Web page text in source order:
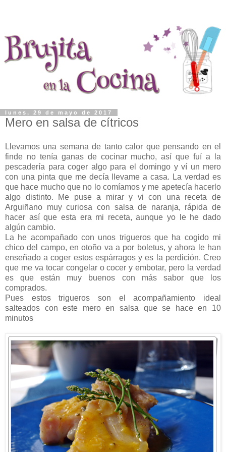
lunes, 29 de mayo de 2017
Mero en salsa de cítricos
Llevamos una semana de tanto calor que pensando en el
finde no tenía ganas de cocinar mucho, así que fuí a la
pescadería para coger algo para el domingo y ví un mero
con una pinta que me decía llevame a casa. La verdad es
que hace mucho que no lo comíamos y me apetecía hacerlo
algo distinto. Me puse a mirar y vi con una receta de
Arguiñano muy curiosa con salsa de naranja, rápida de
hacer así que esta era mi receta, aunque yo le he dado
algún cambio.
La he acompañado con unos trigueros que ha cogido mi
chico del campo, en otoño va a por boletus, y ahora le han
enseñado a coger estos espárragos y es la perdición. Creo
que me va tocar congelar o cocer y embotar, pero la verdad
es que están muy buenos con más sabor que los
comprados.
Pues estos trigueros son el acompañamiento ideal
salteados con este mero en salsa que se hace en 10
minutos